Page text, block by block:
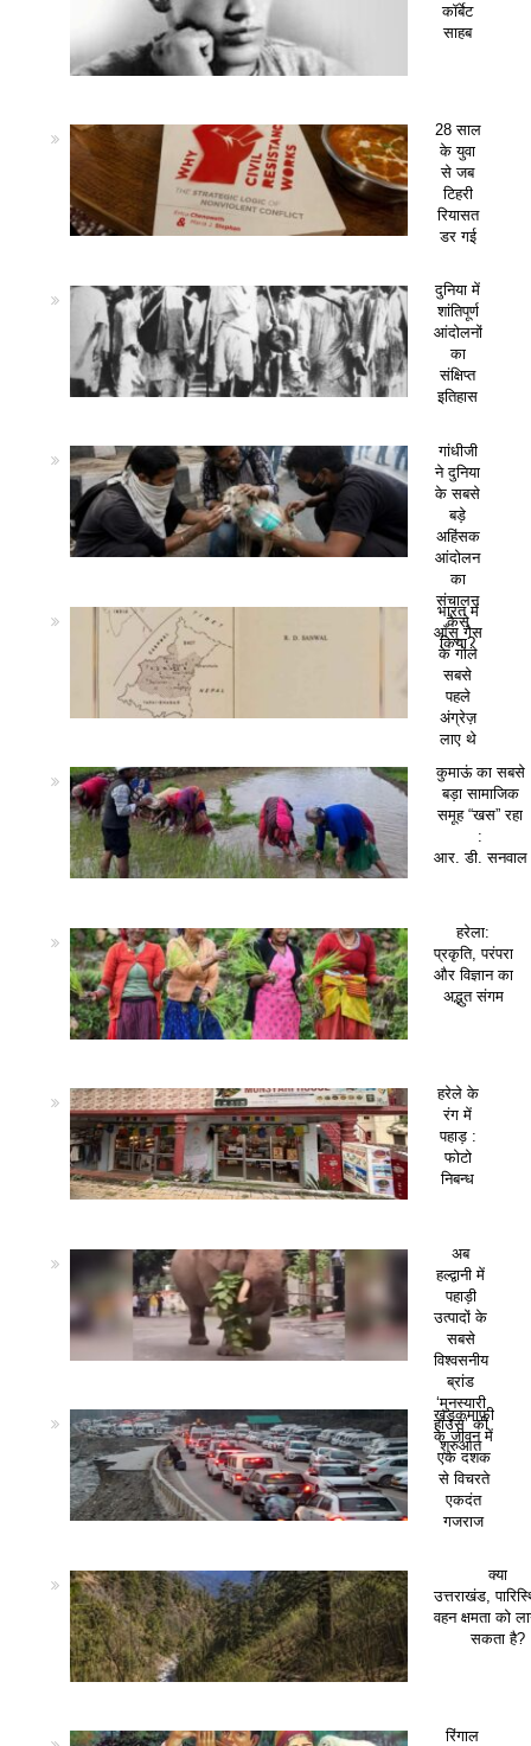
कॉर्बेट
साहब
28 साल
के युवा
से जब
टिहरी
रियासत
डर गई
दुनिया में
शांतिपूर्ण
आंदोलनों
का
संक्षिप्त
इतिहास
गांधीजी
ने दुनिया
के सबसे
बड़े
अहिंसक
आंदोलन
का
संचालन
कैसे
किया?
भारत में
आँसू गैस
के गोले
सबसे
पहले
अंग्रेज़
लाए थे
कुमाऊं का सबसे
बड़ा सामाजिक
समूह “खस” रहा
:
आर. डी. सनवाल
हरेला:
प्रकृति, परंपरा
और विज्ञान का
अद्भुत संगम
हरेले के
रंग में
पहाड़ :
फोटो
निबन्ध
अब
हल्द्वानी में
पहाड़ी
उत्पादों के
सबसे
विश्वसनीय
ब्रांड
‘मुनस्यारी
हाउस’ की
शुरुआत
खड़कमाफी
के जीवन में
एक दशक
से विचरते
एकदंत
गजराज
क्या
उत्तराखंड,
वहन क्षमता को
सकता है?
रिंगाल